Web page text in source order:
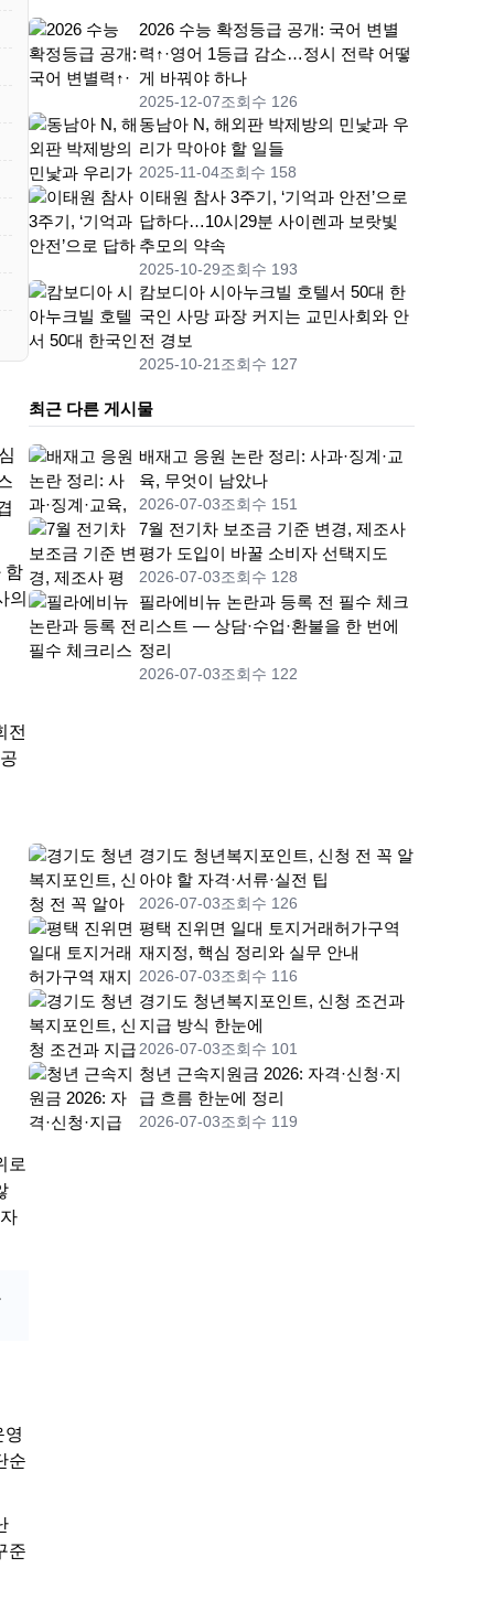
함
의
전
로
영
순
준
2026 수능 확정등급 공개: 국어 변별
력↑·영어 1등급 감소…정시 전략 어떻
게 바꿔야 하나
2025-12-07조회수 126
동남아 N, 해외판 박제방의 민낯과 우
리가 막아야 할 일들
2025-11-04조회수 158
이태원 참사 3주기, ‘기억과 안전’으로
답하다…10시29분 사이렌과 보랏빛
추모의 약속
2025-10-29조회수 193
캄보디아 시아누크빌 호텔서 50대 한
국인 사망 파장 커지는 교민사회와 안
전 경보
2025-10-21조회수 127
최근 다른 게시물
배재고 응원 논란 정리: 사과·징계·교
육, 무엇이 남았나
2026-07-03조회수 151
7월 전기차 보조금 기준 변경, 제조사
평가 도입이 바꿀 소비자 선택지도
2026-07-03조회수 128
필라에비뉴 논란과 등록 전 필수 체크
리스트 — 상담·수업·환불을 한 번에
정리
2026-07-03조회수 122
경기도 청년복지포인트, 신청 전 꼭 알
아야 할 자격·서류·실전 팁
2026-07-03조회수 126
평택 진위면 일대 토지거래허가구역
재지정, 핵심 정리와 실무 안내
2026-07-03조회수 116
경기도 청년복지포인트, 신청 조건과
지급 방식 한눈에
2026-07-03조회수 101
청년 근속지원금 2026: 자격·신청·지
급 흐름 한눈에 정리
2026-07-03조회수 119